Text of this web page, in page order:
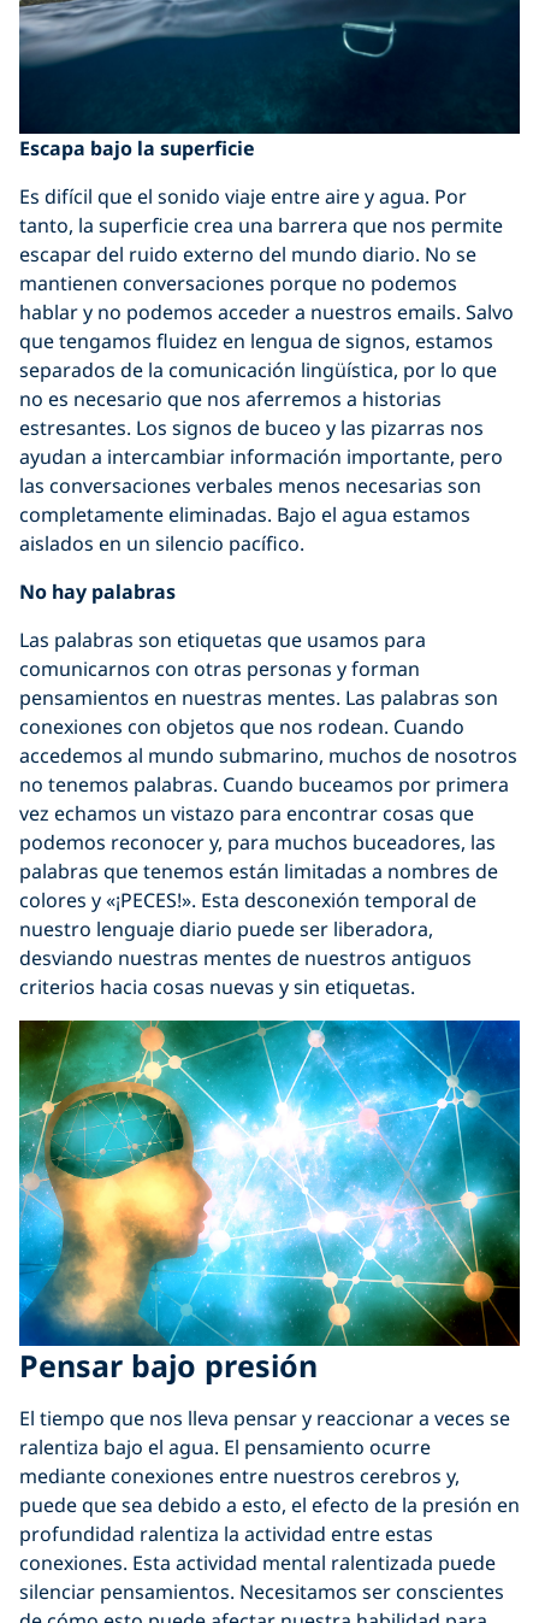
Escapa bajo la superficie
Es difícil que el sonido viaje entre aire y agua. Por
tanto, la superficie crea una barrera que nos permite
escapar del ruido externo del mundo diario. No se
mantienen conversaciones porque no podemos
hablar y no podemos acceder a nuestros emails. Salvo
que tengamos fluidez en lengua de signos, estamos
separados de la comunicación lingüística, por lo que
no es necesario que nos aferremos a historias
estresantes. Los signos de buceo y las pizarras nos
ayudan a intercambiar información importante, pero
las conversaciones verbales menos necesarias son
completamente eliminadas. Bajo el agua estamos
aislados en un silencio pacífico.
No hay palabras
Las palabras son etiquetas que usamos para
comunicarnos con otras personas y forman
pensamientos en nuestras mentes. Las palabras son
conexiones con objetos que nos rodean. Cuando
accedemos al mundo submarino, muchos de nosotros
no tenemos palabras. Cuando buceamos por primera
vez echamos un vistazo para encontrar cosas que
podemos reconocer y, para muchos buceadores, las
palabras que tenemos están limitadas a nombres de
colores y «¡PECES!». Esta desconexión temporal de
nuestro lenguaje diario puede ser liberadora,
desviando nuestras mentes de nuestros antiguos
criterios hacia cosas nuevas y sin etiquetas.
Pensar bajo presión
El tiempo que nos lleva pensar y reaccionar a veces se
ralentiza bajo el agua. El pensamiento ocurre
mediante conexiones entre nuestros cerebros y,
puede que sea debido a esto, el efecto de la presión en
profundidad ralentiza la actividad entre estas
conexiones. Esta actividad mental ralentizada puede
silenciar pensamientos. Necesitamos ser conscientes